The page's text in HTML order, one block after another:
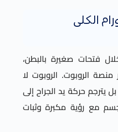
الكلى
فتحات صغيرة بالبطن،
منصة الروبوت. الروبوت لا
يترجم حركة يد الجراح إلى
مع رؤية مكبرة وثبات